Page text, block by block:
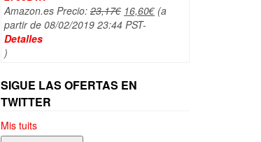
Amazon.es Precio: 23,17€ El
precio
16,60€El(a
partir de 08/02/2019 23:44 PST-
Detalles
)
SIGUE LAS OFERTAS EN
TWITTER
Mis tuits